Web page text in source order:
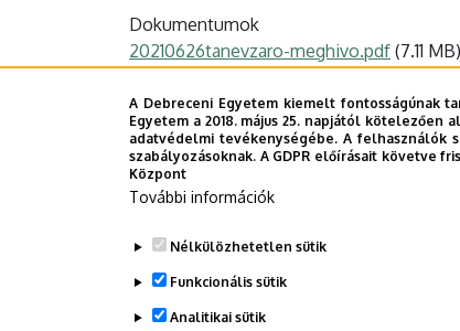
Dokumentumok
20210626tanevzaro-meghivo.pdf (7.11 MB)
Last update: 2021. 11. 22. 14:22
Megosztás
A Debreceni Egyetem kiemelt fontosságúnak
Egyetem a 2018. május 25. napjától
adatvédelmi tevékenységébe. A
szabályozásoknak. A GDPR előírásait követve
Központ
További információk
Nélkülözhetetlen sütik
Funkcionális sütik
Analitikai sütik